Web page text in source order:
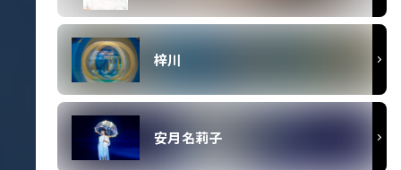
梓川
安月名莉子